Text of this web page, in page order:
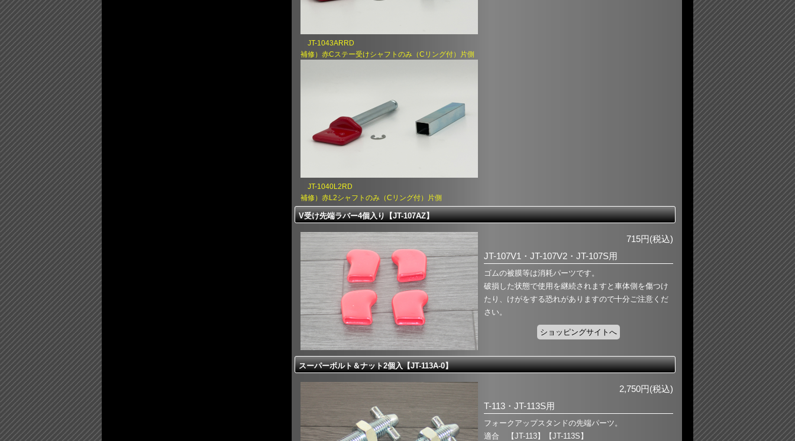
JT-1043ARRD
補修）赤Cステー受けシャフトのみ（Cリング付）片側
JT-1040L2RD
補修）赤L2シャフトのみ（Cリング付）片側
V受け先端ラバー4個入り【JT-107AZ】
715円(税込)
JT-107V1・JT-107V2・JT-107S用
ゴムの被膜等は消耗パーツです。
破損した状態で使用を継続されますと車体側を傷つけ
たり、けがをする恐れがありますので十分ご注意くだ
さい。
ショッピングサイトへ
スーパーボルト＆ナット2個入【JT-113A-0】
2,750円(税込)
T-113・JT-113S用
フォークアップスタンドの先端パーツ。
適合 【JT-113】【JT-113S】